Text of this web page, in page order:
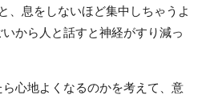
、息をしないほど集中しちゃうよ
から人と話すと神経がすり減っ
心地よくなるのかを考えて、意